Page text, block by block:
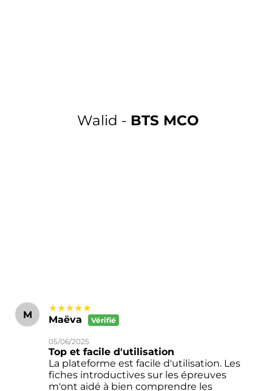
Walid - BTS MCO
M
★★★★★
Maëva
Vérifié
05/06/2025
Top et facile d'utilisation
La plateforme est facile d'utilisation. Les
fiches introductives sur les épreuves
m'ont aidé à bien comprendre les